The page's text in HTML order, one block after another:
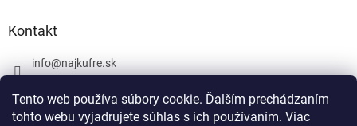
Tento web používa súbory cookie. Ďalším prechádzaním
tohto webu vyjadrujete súhlas s ich používaním. Viac
Kontakt
info@najkufre.sk
Facebook